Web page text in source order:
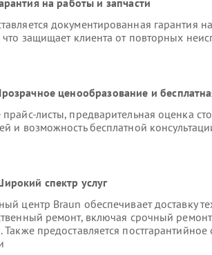
документированная гарантия
что защищает клиента от повторных
ценообразование и
листы, предварительная оценка
и возможность бесплатной
спектр услуг
центр Braun обеспечивает доставку
ремонт, включая срочный
Также предоставляется